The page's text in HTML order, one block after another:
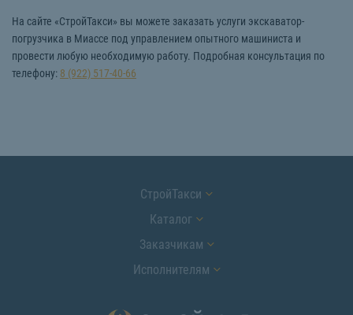
На сайте «СтройТакси» вы можете заказать услуги экскаватор-
погрузчика в Миассе под управлением опытного машиниста и
провести любую необходимую работу. Подробная консультация по
телефону: 8 (922) 517-40-66
СтройТакси
Каталог
Заказчикам
Исполнителям